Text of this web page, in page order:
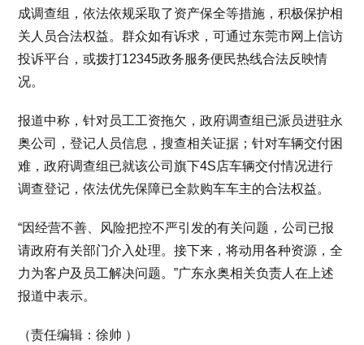
成调查组，依法依规采取了资产保全等措施，积极保护相
关人员合法权益。群众如有诉求，可通过东莞市网上信访
投诉平台，或拨打12345政务服务便民热线合法反映情
况。
报道中称，针对员工工资拖欠，政府调查组已派员进驻永
奥公司，登记人员信息，搜查相关证据；针对车辆交付困
难，政府调查组已就该公司旗下4S店车辆交付情况进行
调查登记，依法优先保障已全款购车车主的合法权益。
“因经营不善、风险把控不严引发的有关问题，公司已报
请政府有关部门介入处理。接下来，将动用各种资源，全
力为客户及员工解决问题。”广东永奥相关负责人在上述
报道中表示。
（责任编辑：徐帅 ）